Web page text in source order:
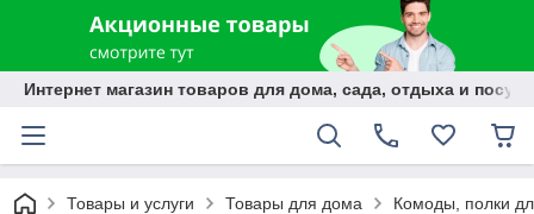
Интернет магазин товаров для дома, сада, отдыха и
Товары и услуги Товары для дома Комоды, полки